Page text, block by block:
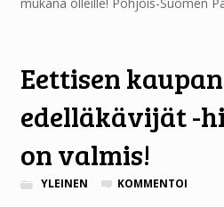
Eettisen kaupan
edelläkävijät -
on valmis!
YLEINEN KOMMENTOI